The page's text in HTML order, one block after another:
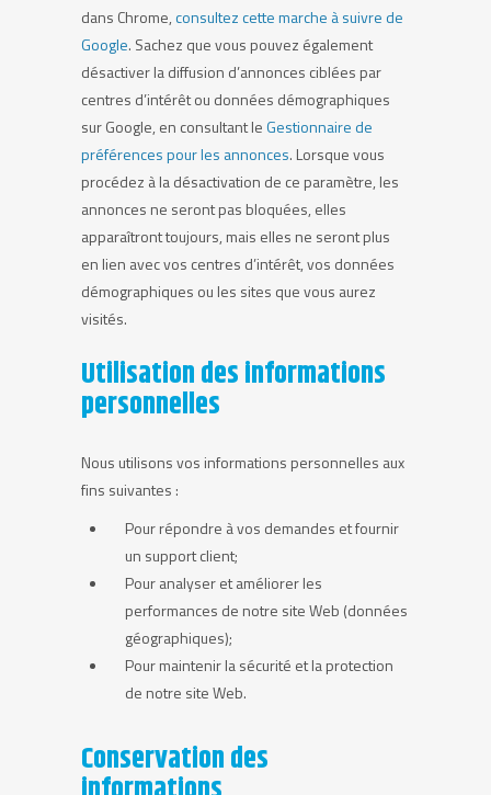
dans Chrome,consultez cette marche à suivre de
Google. Sachez que vous pouvez également
désactiver la diffusion d’annonces ciblées par
centres d’intérêt ou données démographiques
sur Google, en consultant le Gestionnaire de
préférences pour les annonces. Lorsque vous
procédez à la désactivation de ce paramètre, les
annonces ne seront pas bloquées, elles
apparaîtront toujours, mais elles ne seront plus
en lien avec vos centres d’intérêt, vos données
démographiques ou les sites que vous aurez
visités.
Utilisation des informations
personnelles
Nous utilisons vos informations personnelles aux
fins suivantes :
Pour répondre à vos demandes et fournir
un support client;
Pour analyser et améliorer les
performances de notre site Web (données
géographiques);
Pour maintenir la sécurité et la protection
de notre site Web.
Conservation des